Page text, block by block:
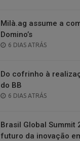
Milà.ag assume a
Domino’s
POSTED
6 DIAS ATRÁS
Do cofrinho à
do BB
POSTED
6 DIAS ATRÁS
Brasil Global Summit
futuro da inovação